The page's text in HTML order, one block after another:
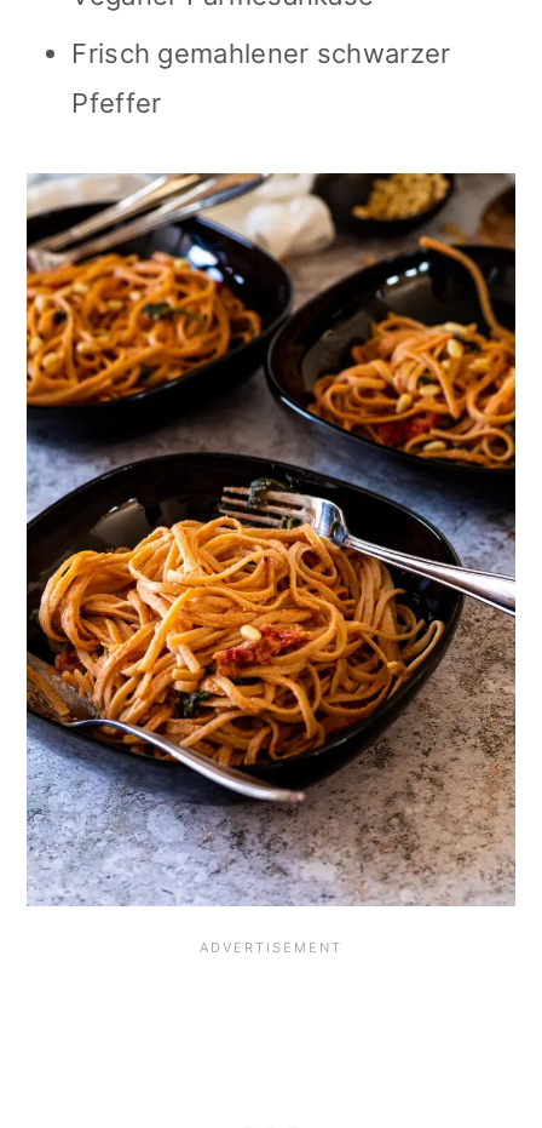
Frisch gemahlener schwarzer
Pfeffer